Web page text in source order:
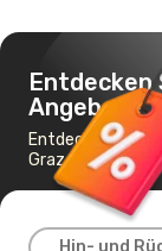
Entdecken
Angebote
Entdecken Sie
Graz nach
Hin- und